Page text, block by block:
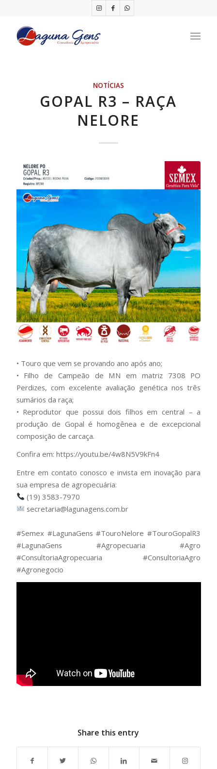
NOTÍCIAS
GOPAL R3 – RAÇA
NELORE
• Touro que vem se provando ano após ano;
• Filho de Campeão de MN em matriz 7308 PO
Perdizes, com excelente avaliação genética nos três
sumários da raça;
• Reprodutor que possui dois filhos em central – a
produção de Gopal é homogênea e de excepcional
composição de carcaça.
Confira em: https://youtu.be/4w8N5V9kFn4
Entre em contato conosco e invista em inovação para
sua empresa de agropecuária:
(19) 3583-7970
secretaria@lagunagens.com.br
#Semex #LagunaGens #TouroNelore #TouroGopalR3
#LagunaGens #Agropecuaria #Agro
#ConsultoriaAgropecuaria #ConsultoriaAgro
#Agronegocio
Share this entry